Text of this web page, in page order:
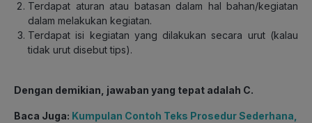
Terdapat aturan atau batasan dalam hal bahan/kegiatan
dalam melakukan kegiatan.
Terdapat isi kegiatan yang dilakukan secara urut (kalau
tidak urut disebut tips).
Dengan demikian, jawaban yang tepat adalah C.
Baca Juga: Kumpulan Contoh Teks Prosedur Sederhana,